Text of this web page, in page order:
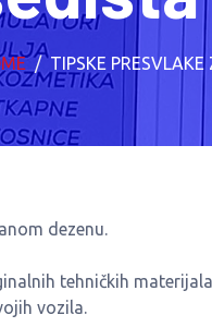
TIPSKE
dezenu.
tehničkih
vozila.